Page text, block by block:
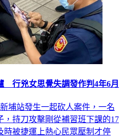
行兇女思覺失調發作判4年6月
埔站發生一起砍人案件，一名
，持刀攻擊剛從補習班下課的17
時被捷運上熱心民眾壓制才停